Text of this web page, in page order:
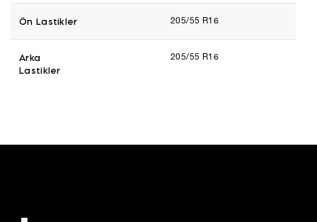
Ön Lastikler 205/55 R16
Arka
Lastikler
205/55 R16